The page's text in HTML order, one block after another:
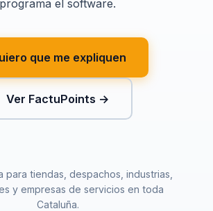
programa el software.
que me expliquen
Ver FactuPoints →
para tiendas, despachos, industrias,
y empresas de servicios en toda
Cataluña.